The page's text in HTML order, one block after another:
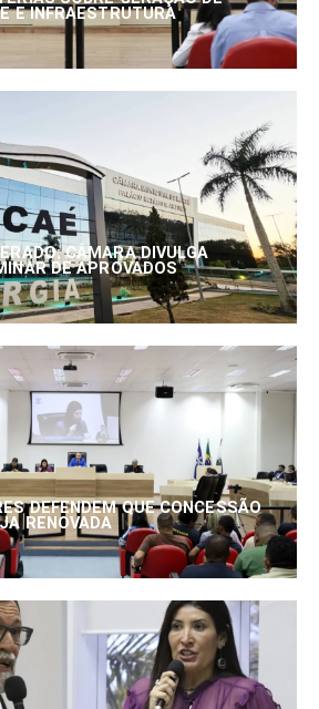
E INFRAESTRUTURA
CÂMARA DIVULGA
DE APROVADOS
DEFENDEM QUE CONCESSÃO
RENOVADA